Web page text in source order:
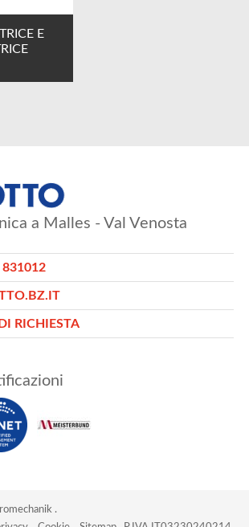
E
a Malles - Val Venosta
831012
RICHIESTA
.